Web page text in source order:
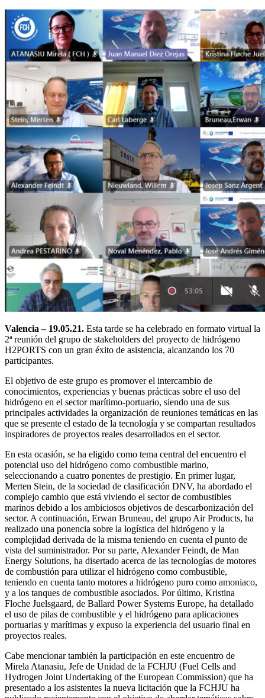
Valencia – 19.05.21. Esta tarde se ha celebrado en formato virtual la
2ª reunión del grupo de stakeholders del proyecto de hidrógeno
H2PORTS con un gran éxito de asistencia, alcanzando los 70
participantes.
El objetivo de este grupo es promover el intercambio de
conocimientos, experiencias y buenas prácticas sobre el uso del
hidrógeno en el sector marítimo-portuario, siendo una de sus
principales actividades la organización de reuniones temáticas en las
que se presente el estado de la tecnología y se compartan resultados
inspiradores de proyectos reales desarrollados en el sector.
En esta ocasión, se ha eligido como tema central del encuentro el
potencial uso del hidrógeno como combustible marino,
seleccionando a cuatro ponentes de prestigio. En primer lugar,
Merten Stein, de la sociedad de clasificación DNV, ha abordado el
complejo cambio que está viviendo el sector de combustibles
marinos debido a los ambiciosos objetivos de descarbonización del
sector. A continuación, Erwan Bruneau, del grupo Air Products, ha
realizado una ponencia sobre la logística del hidrógeno y la
complejidad derivada de la misma teniendo en cuenta el punto de
vista del suministrador. Por su parte, Alexander Feindt, de Man
Energy Solutions, ha disertado acerca de las tecnologías de motores
de combustión para utilizar el hidrógeno como combustible,
teniendo en cuenta tanto motores a hidrógeno puro como amoniaco,
y a los tanques de combustible asociados. Por último, Kristina
Floche Juelsgaard, de Ballard Power Systems Europe, ha detallado
el uso de pilas de combustible y el hidrógeno para aplicaciones
portuarias y marítimas y expuso la experiencia del usuario final en
proyectos reales.
Cabe mencionar también la participación en este encuentro de
Mirela Atanasiu, Jefe de Unidad de la FCHJU (Fuel Cells and
Hydrogen Joint Undertaking of the European Commission) que ha
presentado a los asistentes la nueva licitación que la FCHJU ha